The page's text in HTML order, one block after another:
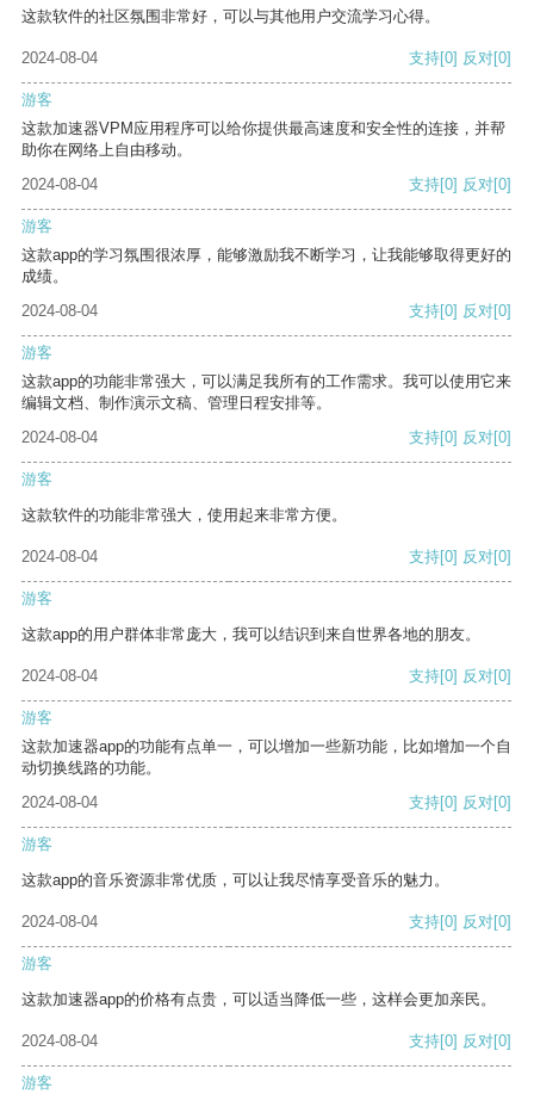
这款软件的社区氛围非常好，可以与其他用户交流学习心得。
2024-08-04 支持[0] 反对[0]
游客
这款加速器VPM应用程序可以给你提供最高速度和安全性的连接，并帮
助你在网络上自由移动。
2024-08-04
支持[0] 反对[0]
游客
这款app的学习氛围很浓厚，能够激励我不断学习，让我能够取得更好的
成绩。
2024-08-04
支持[0] 反对[0]
游客
这款app的功能非常强大，可以满足我所有的工作需求。我可以使用它来
编辑文档、制作演示文稿、管理日程安排等。
2024-08-04
支持[0] 反对[0]
游客
这款软件的功能非常强大，使用起来非常方便。
2024-08-04 支持[0] 反对[0]
游客
这款app的用户群体非常庞大，我可以结识到来自世界各地的朋友。
2024-08-04 支持[0] 反对[0]
游客
这款加速器app的功能有点单一，可以增加一些新功能，比如增加一个自
动切换线路的功能。
2024-08-04
支持[0] 反对[0]
游客
这款app的音乐资源非常优质，可以让我尽情享受音乐的魅力。
2024-08-04 支持[0] 反对[0]
游客
这款加速器app的价格有点贵，可以适当降低一些，这样会更加亲民。
2024-08-04 支持[0] 反对[0]
游客